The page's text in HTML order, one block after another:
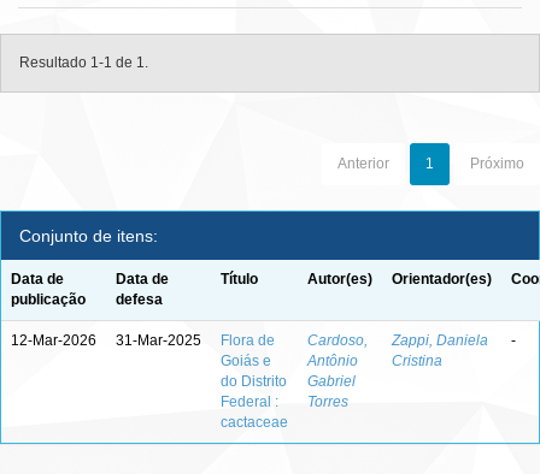
Resultado 1-1 de 1.
Anterior 1 Próximo
Conjunto de itens:
Data de
publicação
Data de
defesa
Título Autor(es) Orientador(es)
12-Mar-2026 31-Mar-2025
Flora de
Goiás e
do Distrito
Federal :
cactaceae
Cardoso,
Antônio
Gabriel
Torres
Zappi, Daniela
Cristina
-